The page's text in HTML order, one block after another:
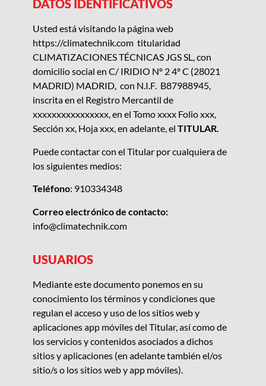
DATOS IDENTIFICATIVOS
Usted está visitando la página web
https://climatechnik.com titularidad
CLIMATIZACIONES TÉCNICAS JGS SL, con
domicilio social en C/ IRIDIO Nº 2 4º C (28021
MADRID) MADRID, con N.I.F. B87988945,
inscrita en el Registro Mercantil de
xxxxxxxxxxxxxxxx, en el TomoxxxxFolioxxx,
Sección xx, Hojaxxx, en adelante, el TITULAR.
Puede contactar con el Titular por cualquiera de
los siguientes medios:
Teléfono: 910334348
Correo electrónico de contacto:
info@climatechnik.com
USUARIOS
Mediante este documento ponemos en su
conocimiento los términos y condiciones que
regulan el acceso y uso de los sitios web y
aplicaciones app móviles del Titular, así como de
los servicios y contenidos asociados a dichos
sitios y aplicaciones (en adelante también el/os
sitio/s o los sitios web y app móviles).